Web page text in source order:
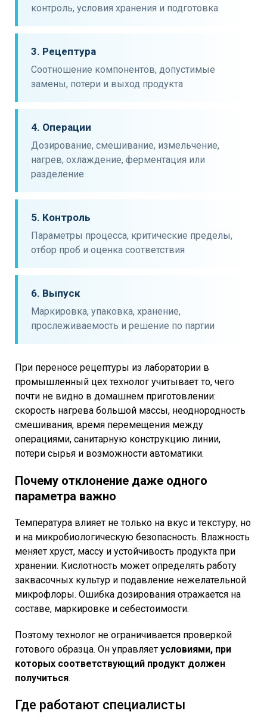
контроль, условия хранения и подготовка
3. Рецептура
Соотношение компонентов, допустимые
замены, потери и выход продукта
4. Операции
Дозирование, смешивание, измельчение,
нагрев, охлаждение, ферментация или
разделение
5. Контроль
Параметры процесса, критические пределы,
отбор проб и оценка соответствия
6. Выпуск
Маркировка, упаковка, хранение,
прослеживаемость и решение по партии
При переносе рецептуры из лаборатории в
промышленный цех технолог учитывает то, чего
почти не видно в домашнем приготовлении:
скорость нагрева большой массы, неоднородность
смешивания, время перемещения между
операциями, санитарную конструкцию линии,
потери сырья и возможности автоматики.
Почему отклонение даже одного
параметра важно
Температура влияет не только на вкус и текстуру, но
и на микробиологическую безопасность. Влажность
меняет хруст, массу и устойчивость продукта при
хранении. Кислотность может определять работу
заквасочных культур и подавление нежелательной
микрофлоры. Ошибка дозирования отражается на
составе, маркировке и себестоимости.
Поэтому технолог не ограничивается проверкой
готового образца. Он управляет условиями, при
которых соответствующий продукт должен
получиться.
Где работают специалисты